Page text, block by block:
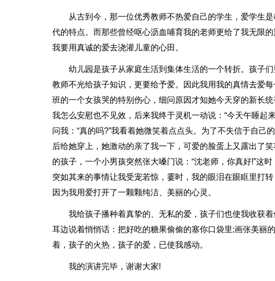
从古到今，那一位优秀教师不热爱自己的学生，爱学生
代的特点。而那些曾经呕心沥血哺育我的老师更给了我无限
我要用真诚的爱去浇灌儿童的心田。
幼儿园是孩子从家庭生活到集体生活的一个转折。孩子
教师不光给孩子知识，更要给予爱。因此我用我的真情去爱
班的一个女孩哭的特别伤心，细问原因才知她今天穿的新长
我怎么安慰也不见效，后来我终于灵机一动说：“今天午睡起
问我：“真的吗?”我看着她微笑着点点头。为了不失信于自
后给她穿上，她激动的亲了我一下，可爱的脸蛋上又露出了
的孩子，一个小男孩突然张大嗓门说：“沈老师，你真好!”这
突如其来的事情让我受宠若惊，霎时，我的眼泪在眼眶里打
因为我用爱打开了一颗颗纯洁、美丽的心灵。
我给孩子播种着真挚的、无私的爱，孩子们也使我收获
耳边说着悄悄话：把好吃的糖果偷偷的塞你口袋里;画张美丽
着，孩子的火热，孩子的爱，已使我感动。
我的演讲完毕，谢谢大家!